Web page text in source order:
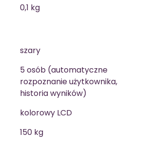
0,1 kg
szary
5 osób (automatyczne
rozpoznanie użytkownika,
historia wyników)
kolorowy LCD
150 kg